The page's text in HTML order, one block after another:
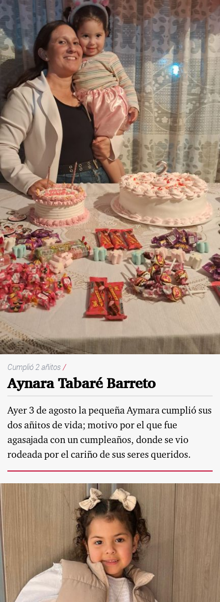
Cumplió 2 añitos /
Aynara Tabaré Barreto
Ayer 3 de agosto la pequeña Aymara cumplió sus
dos añitos de vida; motivo por el que fue
agasajada con un cumpleaños, donde se vio
rodeada por el cariño de sus seres queridos.